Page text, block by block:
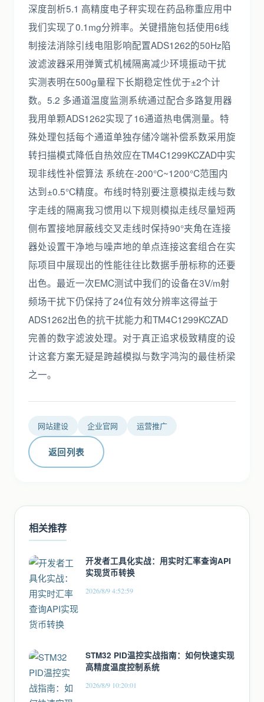
深度剖析5.1 高精度电子秤实现在药品称重应用中
我们实现了0.1mg分辨率。关键措施包括使用6线
制接法消除引线电阻影响配置ADS1262的50Hz陷
波滤波器采用弹簧式机械隔离减少环境振动干扰
实测表明在500g量程下长期稳定性优于±2个计
数。5.2 多通道温度监测系统通过配合多路复用器
我用单颗ADS1262实现了16通道热电偶测量。特
殊处理包括每个通道单独存储冷端补偿系数采用旋
转扫描模式降低自热效应在TM4C1299KCZAD中实
现非线性补偿算法 系统在-200°C~1200°C范围内
达到±0.5°C精度。布线时特别要注意模拟走线与数
字走线的隔离我习惯用以下规则模拟走线尽量短两
侧布置接地屏蔽线交叉走线时保持90°夹角在连接
器处设置干净地与噪声地的单点连接这套组合在实
际项目中展现出的性能往往比数据手册标称的还要
出色。最近一次EMC测试中我们的设备在3V/m射
频场干扰下仍保持了24位有效分辨率这得益于
ADS1262出色的抗干扰能力和TM4C1299KCZAD
完善的数字滤波处理。对于真正追求极致精度的设
计这套方案无疑是跨越模拟与数字鸿沟的最佳桥梁
之一。
网站建设 企业官网 运营推广
返回列表
相关推荐
开发者工具化实战：用实时汇率查询API
实现货币转换
2026/8/9 4:52:59
STM32 PID温控实战指南：如何快速实现
高精度温度控制系统
2026/8/9 10:20:01